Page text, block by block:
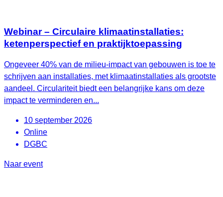
Webinar – Circulaire klimaatinstallaties:
ketenperspectief en praktijktoepassing
Ongeveer 40% van de milieu-impact van gebouwen is toe te
schrijven aan installaties, met klimaatinstallaties als grootste
aandeel. Circulariteit biedt een belangrijke kans om deze
impact te verminderen en...
10 september 2026
Online
DGBC
Naar event